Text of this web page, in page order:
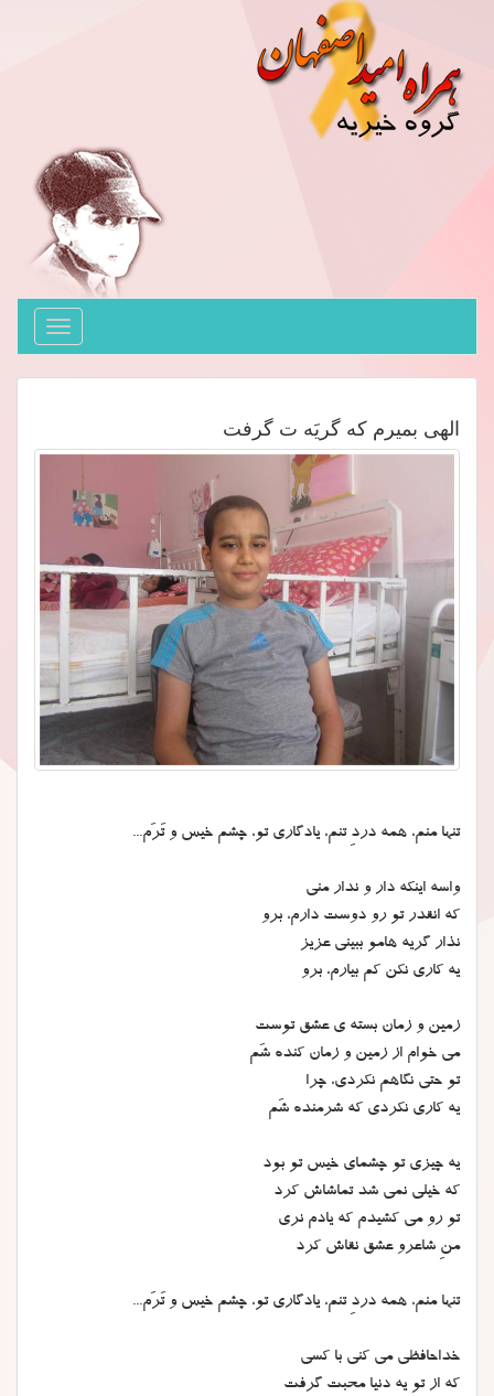
Toggle
الهی بمیرم که گریَه ت گرفت
تنها منم، همه دردِ تنم، یادگاری تو، چشم خیس و تَرَم...
واسه اینکه دار و ندار منی
که انقدر تو رو دوست دارم، برو
نذار گریه هامو ببینی عزیز
یه کاری نکن کم بیارم، برو
زمین و زمان بسته ی عشق توست
می خوام از زمین و زمان کنده شَم
تو حتی نگاهم نکردی، چرا
یه کاری نکردی که شرمنده شَم
یه چیزی تو چشمای خیس تو بود
که خیلی نمی شد تماشاش کرد
تو رو می کشیدم که یادم نری
منِ شاعرو عشق نقاش کرد
تنها منم، همه دردِ تنم، یادگاری تو، چشم خیس و تَرَم...
خداحافظی می کنی با کسی
که از تو یه دنیا محبت گرفت